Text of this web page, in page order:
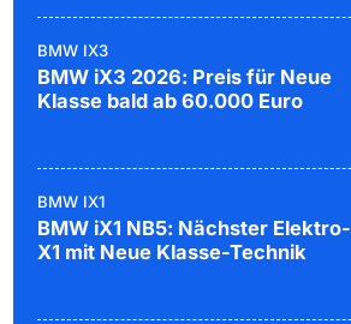
BMW IX3
BMW iX3 2026: Preis für Neue
Klasse bald ab 60.000 Euro
BMW IX1
BMW iX1 NB5: Nächster Elektro-
X1 mit Neue Klasse-Technik